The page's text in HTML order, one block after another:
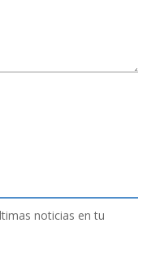
noticias en tu